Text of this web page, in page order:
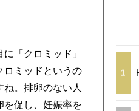
「クロミッド」
ロミッドというの
。排卵のない人
を促し、妊娠率を
1